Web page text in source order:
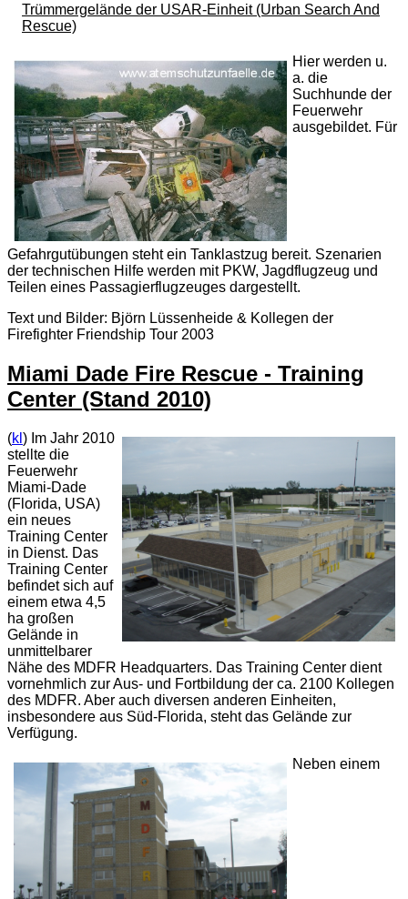
Trümmergelände der USAR-Einheit (Urban Search And
Rescue)
Hier werden u.
a. die
Suchhunde der
Feuerwehr
ausgebildet. Für
Gefahrgutübungen steht ein Tanklastzug bereit. Szenarien
der technischen Hilfe werden mit PKW, Jagdflugzeug und
Teilen eines Passagierflugzeuges dargestellt.
Text und Bilder: Björn Lüssenheide & Kollegen der
Firefighter Friendship Tour 2003
Miami Dade Fire Rescue - Training
Center (Stand 2010)
(kl ) Im Jahr 2010
stellte die
Feuerwehr
Miami-Dade
(Florida, USA)
ein neues
Training Center
in Dienst. Das
Training Center
befindet sich auf
einem etwa 4,5
ha großen
Gelände in
unmittelbarer
Nähe des MDFR Headquarters. Das Training Center dient
vornehmlich zur Aus- und Fortbildung der ca. 2100 Kollegen
des MDFR. Aber auch diversen anderen Einheiten,
insbesondere aus Süd-Florida, steht das Gelände zur
Verfügung.
Neben einem